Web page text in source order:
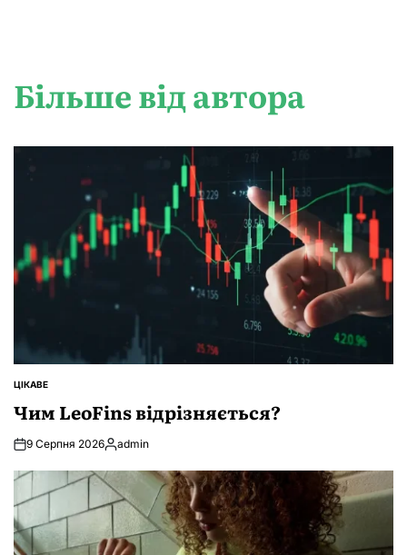
Більше від автора
ОПУБЛІКУВАТИ
ЦІКАВЕ
Чим LeoFins відрізняється?
9 Серпня 2026Опубліковано
admin